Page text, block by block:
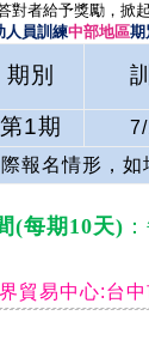
對者給予獎勵，掀起
人員訓練中部地區期
期別
第1期
報名情形，
(每期 10天)
貿易中心:台